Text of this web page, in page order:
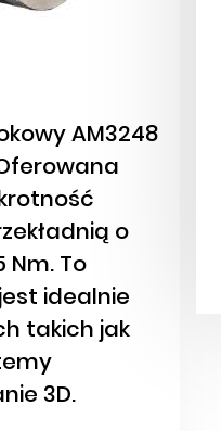
AM3248
o
Nm. To
idealnie
takich jak
3D.